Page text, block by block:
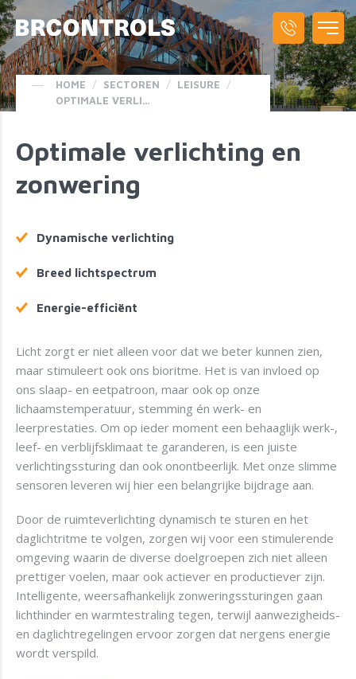
HOME / SECTOREN / LEISURE /
OPTIMALE VERLICHTING EN ZONWERING
Optimale verlichting en
zonwering
Dynamische verlichting
Breed lichtspectrum
Energie-efficiënt
Licht zorgt er niet alleen voor dat we beter kunnen zien,
maar stimuleert ook ons bioritme. Het is van invloed op
ons slaap- en eetpatroon, maar ook op onze
lichaamstemperatuur, stemming én werk- en
leerprestaties. Om op ieder moment een behaaglijk werk-,
leef- en verblijfsklimaat te garanderen, is een juiste
verlichtingssturing dan ook onontbeerlijk. Met onze slimme
sensoren leveren wij hier een belangrijke bijdrage aan.
Door de ruimteverlichting dynamisch te sturen en het
daglichtritme te volgen, zorgen wij voor een stimulerende
omgeving waarin de diverse doelgroepen zich niet alleen
prettiger voelen, maar ook actiever en productiever zijn.
Intelligente, weersafhankelijk zonweringssturingen gaan
lichthinder en warmtestraling tegen, terwijl aanwezigheids-
en daglichtregelingen ervoor zorgen dat nergens energie
wordt verspild.